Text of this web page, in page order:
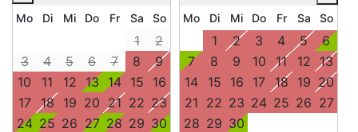
Mo
Di Mi Do Fr Sa So
1
2
3
4 5 6 7 8
9
10
11 12 13 14 15
16
17
18 19 20 21 22 23
24 25 26 27 28 29 30
Mo
Di Mi Do Fr Sa So
1 2 3 4 5
6
7
8 9 10 11 12
13
14
15 16 17 18 19 20
21 22 23 24 25 26 27
28 29 30